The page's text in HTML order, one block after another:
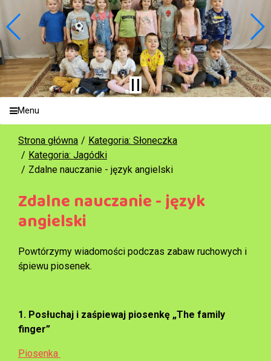
Menu
Strona główna
Kategoria: Słoneczka
Kategoria: Jagódki
Zdalne nauczanie - język angielski
Zdalne nauczanie - język
angielski
Powtórzymy wiadomości podczas zabaw ruchowych i
śpiewu piosenek.
1. Posłuchaj i zaśpiewaj piosenkę „The family
finger”
Piosenka